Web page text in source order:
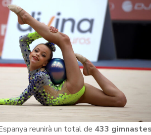
reunirà un total de 433